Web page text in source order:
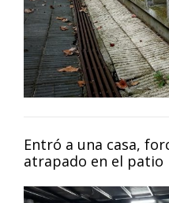
Entró a una casa,
atrapado en el patio